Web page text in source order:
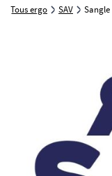
Tous ergo SAV